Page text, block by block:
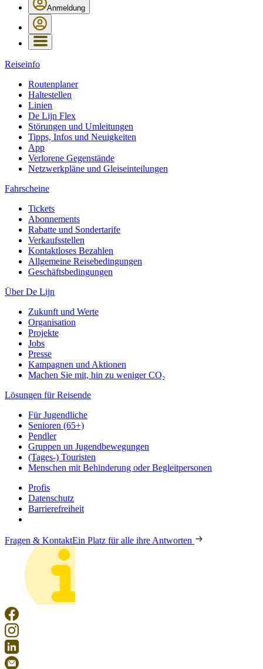
Anmeldung
Reiseinfo
Routenplaner
Haltestellen
Linien
De Lijn Flex
Störungen und Umleitungen
Tipps, Infos und Neuigkeiten
App
Verlorene Gegenstände
Netzwerkpläne und Gleiseinteilungen
Fahrscheine
Tickets
Abonnements
Rabatte und Sondertarife
Verkaufsstellen
Kontaktloses Bezahlen
Allgemeine Reisebedingungen
Geschäftsbedingungen
Über De Lijn
Zukunft und Werte
Organisation
Projekte
Jobs
Presse
Kampagnen und Aktionen
Machen Sie mit, hin zu weniger CO₂
Lösungen für Reisende
Für Jugendliche
Senioren (65+)
Pendler
Gruppen un Jugendbewegungen
(Tages-) Touristen
Menschen mit Behinderung oder Begleitpersonen
Profis
Datenschutz
Barrierefreiheit
Fragen & KontaktEin Platz für alle ihre Antworten